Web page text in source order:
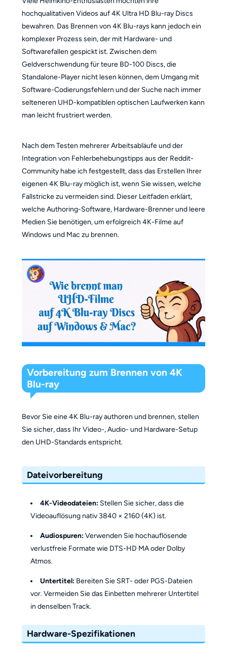
hochqualitativen Videos auf 4K Ultra HD Blu-ray Discs
bewahren. Das Brennen von 4K Blu-rays kann jedoch ein
komplexer Prozess sein, der mit Hardware- und
Softwarefallen gespickt ist. Zwischen dem
Geldverschwendung für teure BD-100 Discs, die
Standalone-Player nicht lesen können, dem Umgang mit
Software-Codierungsfehlern und der Suche nach immer
selteneren UHD-kompatiblen optischen Laufwerken kann
man leicht frustriert werden.
Nach dem Testen mehrerer Arbeitsabläufe und der
Integration von Fehlerbehebungstipps aus der Reddit-
Community habe ich festgestellt, dass das Erstellen Ihrer
eigenen 4K Blu-ray möglich ist, wenn Sie wissen, welche
Fallstricke zu vermeiden sind. Dieser Leitfaden erklärt,
welche Authoring-Software, Hardware-Brenner und leere
Medien Sie benötigen, um erfolgreich 4K-Filme auf
Windows und Mac zu brennen.
Vorbereitung zum Brennen von 4K
Blu-ray
Bevor Sie eine 4K Blu-ray authoren und brennen, stellen
Sie sicher, dass Ihr Video-, Audio- und Hardware-Setup
den UHD-Standards entspricht.
Dateivorbereitung
4K-Videodateien: Stellen Sie sicher, dass die
Videoauflösung nativ 3840 × 2160 (4K) ist.
Audiospuren:Verwenden Sie hochauflösende
verlustfreie Formate wie DTS-HD MA oder Dolby
Atmos.
Untertitel: Bereiten Sie SRT- oder PGS-Dateien
vor. Vermeiden Sie das Einbetten mehrerer Untertitel
in denselben Track.
Hardware-Spezifikationen